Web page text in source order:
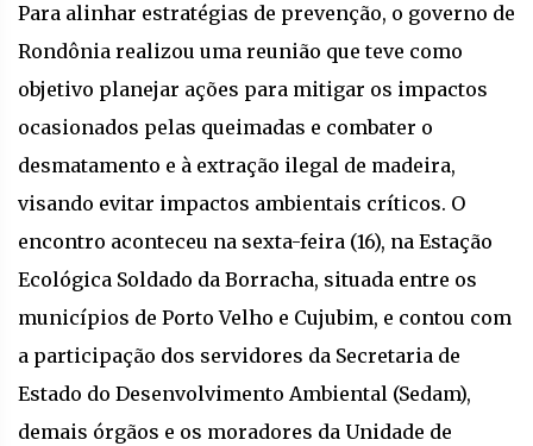
Para alinhar estratégias de prevenção, o governo de
Rondônia realizou uma reunião que teve como
objetivo planejar ações para mitigar os impactos
ocasionados pelas queimadas e combater o
desmatamento e à extração ilegal de madeira,
visando evitar impactos ambientais críticos. O
encontro aconteceu na sexta-feira (16), na Estação
Ecológica Soldado da Borracha, situada entre os
municípios de Porto Velho e Cujubim, e contou com
a participação dos servidores da Secretaria de
Estado do Desenvolvimento Ambiental (Sedam),
demais órgãos e os moradores da Unidade de